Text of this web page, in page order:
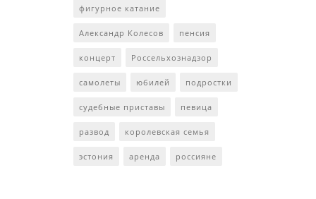
фигурное катание
Александр Колесов пенсия
концерт Россельхознадзор
самолеты юбилей подростки
судебные приставы певица
развод королевская семья
эстония аренда россияне